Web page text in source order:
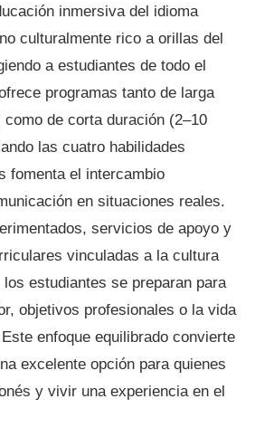
inmersiva del idioma
culturalmente rico a orillas del
a estudiantes de todo el
programas tanto de larga
de corta duración (2–10
las cuatro habilidades
fomenta el intercambio
en situaciones reales.
servicios de apoyo y
vinculadas a la cultura
estudiantes se preparan para
objetivos profesionales o la vida
enfoque equilibrado convierte
excelente opción para quienes
y vivir una experiencia en el